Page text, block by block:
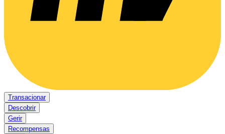
Transacionar
Descobrir
Gerir
Recompensas